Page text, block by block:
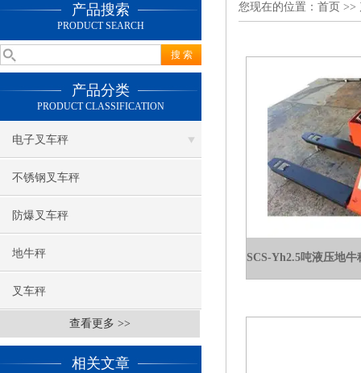
产品搜索
PRODUCT SEARCH
产品分类
PRODUCT CLASSIFICATION
电子叉车秤
不锈钢叉车秤
防爆叉车秤
地牛秤
叉车秤
查看更多 >>
相关文章
您现在的位置： 首页 >>